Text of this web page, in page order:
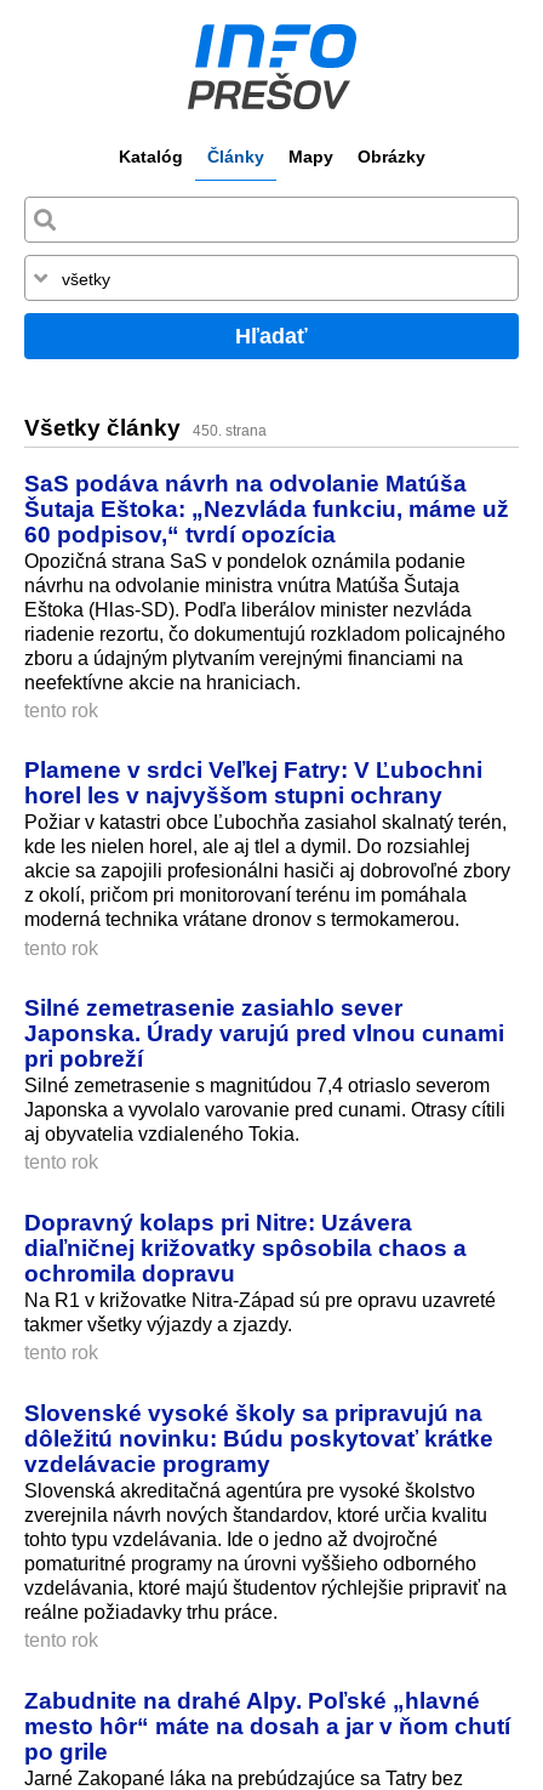
Katalóg Články Mapy Obrázky
Hľadať
Všetky články 450. strana
SaS podáva návrh na odvolanie Matúša
Šutaja Eštoka: „Nezvláda funkciu, máme už
60 podpisov,“ tvrdí opozícia
Opozičná strana SaS v pondelok oznámila podanie
návrhu na odvolanie ministra vnútra Matúša Šutaja
Eštoka (Hlas-SD). Podľa liberálov minister nezvláda
riadenie rezortu, čo dokumentujú rozkladom policajného
zboru a údajným plytvaním verejnými financiami na
neefektívne akcie na hraniciach.
tento rok
Plamene v srdci Veľkej Fatry: V Ľubochni
horel les v najvyššom stupni ochrany
Požiar v katastri obce Ľubochňa zasiahol skalnatý terén,
kde les nielen horel, ale aj tlel a dymil. Do rozsiahlej
akcie sa zapojili profesionálni hasiči aj dobrovoľné zbory
z okolí, pričom pri monitorovaní terénu im pomáhala
moderná technika vrátane dronov s termokamerou.
tento rok
Silné zemetrasenie zasiahlo sever
Japonska. Úrady varujú pred vlnou cunami
pri pobreží
Silné zemetrasenie s magnitúdou 7,4 otriaslo severom
Japonska a vyvolalo varovanie pred cunami. Otrasy cítili
aj obyvatelia vzdialeného Tokia.
tento rok
Dopravný kolaps pri Nitre: Uzávera
diaľničnej križovatky spôsobila chaos a
ochromila dopravu
Na R1 v križovatke Nitra-Západ sú pre opravu uzavreté
takmer všetky výjazdy a zjazdy.
tento rok
Slovenské vysoké školy sa pripravujú na
dôležitú novinku: Búdu poskytovať krátke
vzdelávacie programy
Slovenská akreditačná agentúra pre vysoké školstvo
zverejnila návrh nových štandardov, ktoré určia kvalitu
tohto typu vzdelávania. Ide o jedno až dvojročné
pomaturitné programy na úrovni vyššieho odborného
vzdelávania, ktoré majú študentov rýchlejšie pripraviť na
reálne požiadavky trhu práce.
tento rok
Zabudnite na drahé Alpy. Poľské „hlavné
mesto hôr“ máte na dosah a jar v ňom chutí
po grile
Jarné Zakopané láka na prebúdzajúce sa Tatry bez